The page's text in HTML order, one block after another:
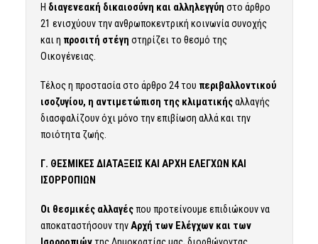
Η διαγενεακή δικαιοσύνη και αλληλεγγύη στο άρθρο
21 ενισχύουν την ανθρωποκεντρική κοινωνία συνοχής
και η προσιτή στέγη στηρίζει το θεσμό της
Οικογένειας.
Τέλος η προστασία στο άρθρο 24 του περιβαλλοντικού
ισοζυγίου, η αντιμετώπιση της κλιματικήςαλλαγής
διασφαλίζουν όχι μόνο την επιβίωση αλλά και την
ποιότητα ζωής.
Γ. ΘΕΣΜΙΚΕΣ ΔΙΑΤΑΞΕΙΣ ΚΑΙ ΑΡΧΗ ΕΛΕΓΧΩΝ ΚΑΙ
ΙΣΟΡΡΟΠΙΩΝ
Οι θεσμικές αλλαγέςπου προτείνουμε επιδιώκουν να
αποκαταστήσουν τηνΑρχή των Ελέγχων και των
Ισορροπιώντης Δημοκρατίας μας, διορθώνοντας